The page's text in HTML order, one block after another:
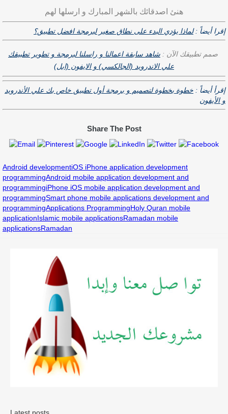
هنئ اصدقائك بالشهر المبارك و ارسلها لهم
إقرا أيضاً :لماذا يؤدي البدء على نطاق صغير لبرمجة افضل تطبيق؟
صمم تطبيقك الآن : شاهد سابقة اعمالنا و راسلنا لبرمجة و تطوير تطبيقك
علي الاندرويد (الجالكسي) و الايفون (ابل)
إقرأ أيضاً : خطوة بخطوة لتصميم و برمجة أول تطبيق خاص بك علي اﻷندرويد
و اﻷيفون
Share The Post
Android developmentiOS iPhone application development
programmingAndroid mobile application development and
programmingiPhone iOS mobile application development and
programmingSmart phone mobile applications development and
programmingApplications ProgrammingHoly Quran mobile
applicationIslamic mobile applicationsRamadan mobile
applicationsRamadan